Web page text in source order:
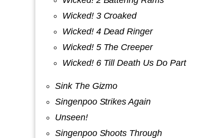
Wicked! 3 Croaked
Wicked! 4 Dead Ringer
Wicked! 5 The Creeper
Wicked! 6 Till Death Us Do Part
Sink The Gizmo
Singenpoo Strikes Again
Unseen!
Singenpoo Shoots Through